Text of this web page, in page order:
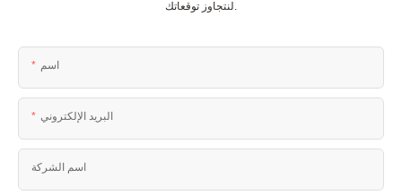
اسم
البريد الإلكتروني
اسم الشركة